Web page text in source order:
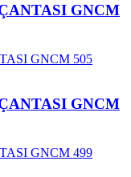
GNCM
GNCM